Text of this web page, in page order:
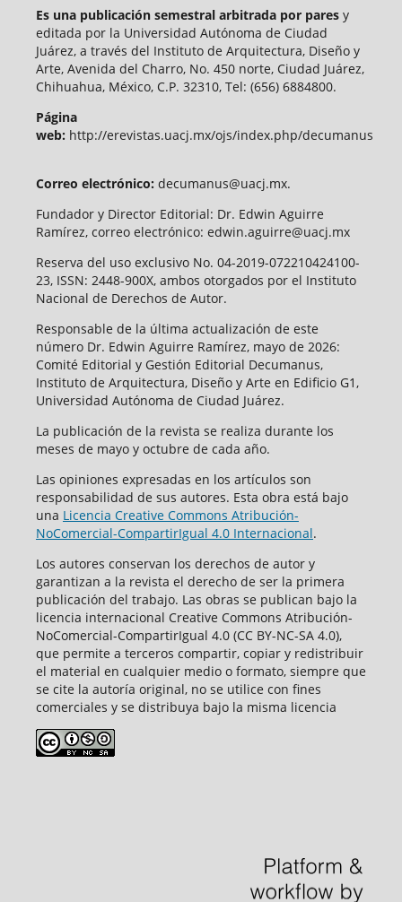
Es una publicación semestral arbitrada por pares y
editada por la Universidad Autónoma de Ciudad
Juárez, a través del Instituto de Arquitectura, Diseño y
Arte, Avenida del Charro, No. 450 norte, Ciudad Juárez,
Chihuahua, México, C.P. 32310, Tel: (656) 6884800.
Página
web: http://erevistas.uacj.mx/ojs/index.php/decumanus
Correo electrónico: decumanus@uacj.mx.
Fundador y Director Editorial: Dr. Edwin Aguirre
Ramírez, correo electrónico: edwin.aguirre@uacj.mx
Reserva del uso exclusivo No. 04-2019-072210424100-
23, ISSN: 2448-900X, ambos otorgados por el Instituto
Nacional de Derechos de Autor.
Responsable de la última actualización de este
número Dr. Edwin Aguirre Ramírez, mayo de 2026:
Comité Editorial y Gestión Editorial Decumanus,
Instituto de Arquitectura, Diseño y Arte en Edificio G1,
Universidad Autónoma de Ciudad Juárez.
La publicación de la revista se realiza durante los
meses de mayo y octubre de cada año.
Las opiniones expresadas en los artículos son
responsabilidad de sus autores. Esta obra está bajo
una Licencia Creative Commons Atribución-
NoComercial-CompartirIgual 4.0 Internacional.
Los autores conservan los derechos de autor y
garantizan a la revista el derecho de ser la primera
publicación del trabajo. Las obras se publican bajo la
licencia internacional Creative Commons Atribución-
NoComercial-CompartirIgual 4.0 (CC BY-NC-SA 4.0),
que permite a terceros compartir, copiar y redistribuir
el material en cualquier medio o formato, siempre que
se cite la autoría original, no se utilice con fines
comerciales y se distribuya bajo la misma licencia